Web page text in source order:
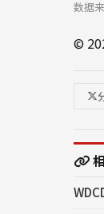
数据来
©